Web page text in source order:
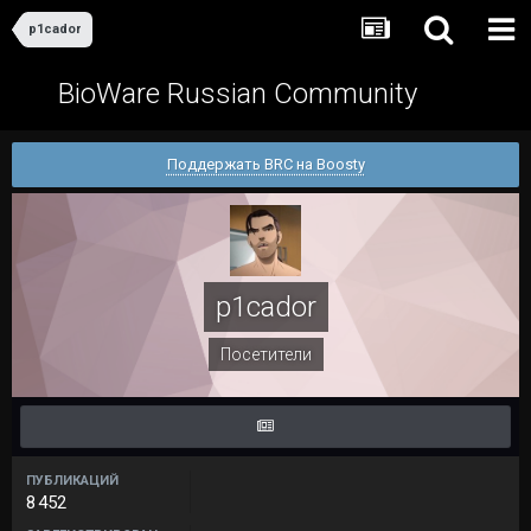
p1cador
BioWare Russian Community
Поддержать BRC на Boosty
p1cador
Посетители
ПУБЛИКАЦИЙ
8 452